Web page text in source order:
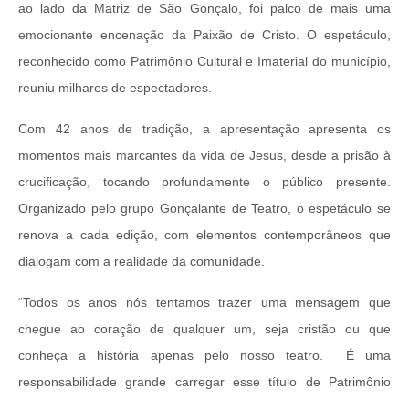
ao lado da Matriz de São Gonçalo, foi palco de mais uma
emocionante encenação da Paixão de Cristo. O espetáculo,
reconhecido como Patrimônio Cultural e Imaterial do município,
reuniu milhares de espectadores.
Com 42 anos de tradição, a apresentação apresenta os
momentos mais marcantes da vida de Jesus, desde a prisão à
crucificação, tocando profundamente o público presente.
Organizado pelo grupo Gonçalante de Teatro, o espetáculo se
renova a cada edição, com elementos contemporâneos que
dialogam com a realidade da comunidade.
“Todos os anos nós tentamos trazer uma mensagem que
chegue ao coração de qualquer um, seja cristão ou que
conheça a história apenas pelo nosso teatro. É uma
responsabilidade grande carregar esse título de Patrimônio